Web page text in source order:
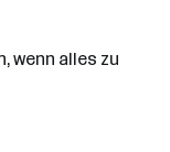
wenn alles zu